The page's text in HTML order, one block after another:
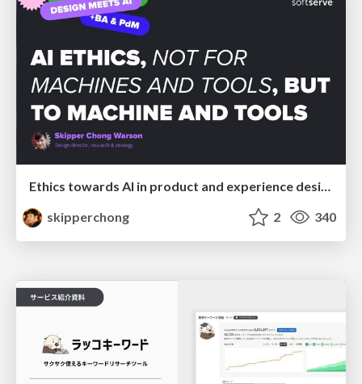
Ethics towards AI in product and experience design
skipperchong
2 340